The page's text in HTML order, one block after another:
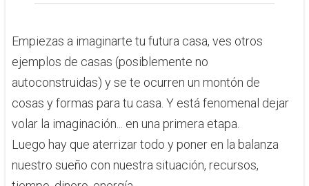
Empiezas a imaginarte tu futura casa, ves otros
ejemplos de casas (posiblemente no
autoconstruidas) y se te ocurren un montón de
cosas y formas para tu casa. Y está fenomenal dejar
volar la imaginación... en una primera etapa.
Luego hay que aterrizar todo y poner en la balanza
nuestro sueño con nuestra situación, recursos,